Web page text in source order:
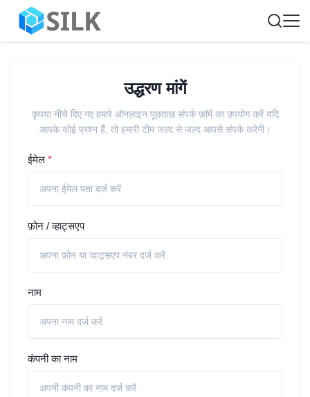
उद्धरण मांगें
कृपया नीचे दिए गए हमारे ऑनलाइन पूछताछ संपर्क फ़ॉर्म का उपयोग करें यदि
आपके कोई प्रश्न हैं, तो हमारी टीम जल्द से जल्द आपसे संपर्क करेगी।
ईमेल *
फ़ोन / व्हाट्सएप
नाम
कंपनी का नाम